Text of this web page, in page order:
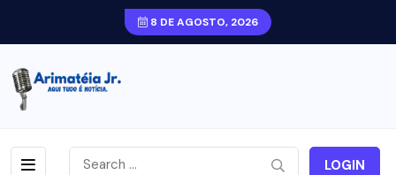
8 DE AGOSTO, 2026
LOGIN